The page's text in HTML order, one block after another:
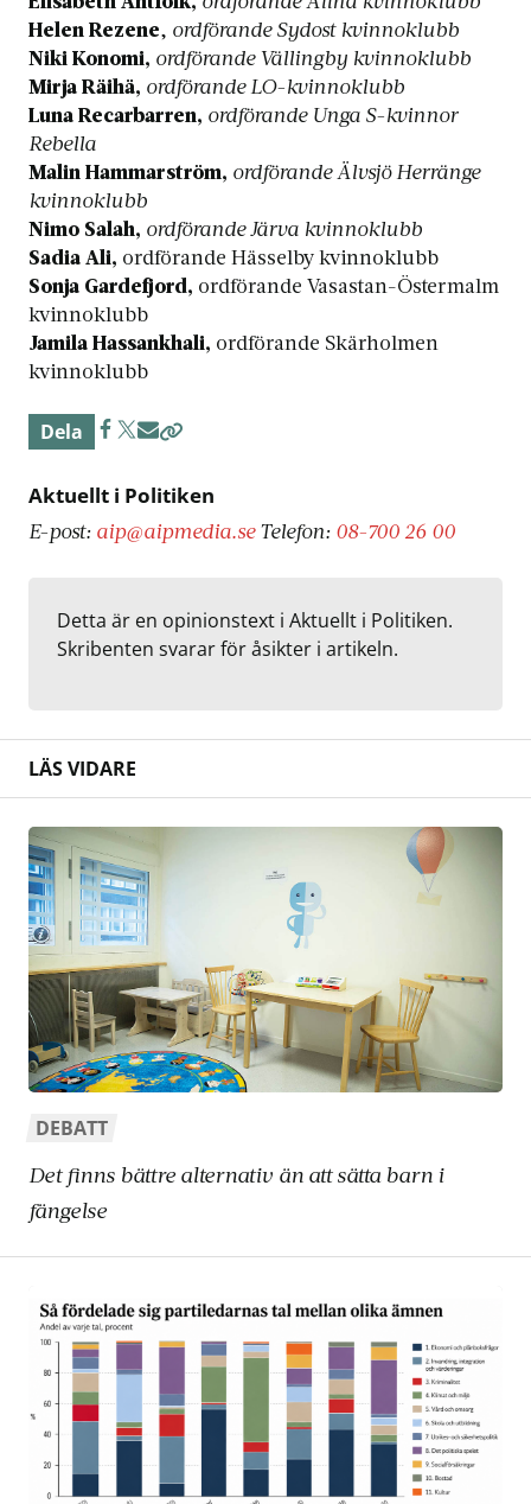
Helen Rezene, ordförande Sydost kvinnoklubb
Niki Konomi, ordförande Vällingby kvinnoklubb
Mirja Räihä, ordförande LO-kvinnoklubb
Luna Recarbarren, ordförande Unga S-kvinnor
Rebella
Malin Hammarström, ordförande Älvsjö Herränge
kvinnoklubb
Nimo Salah, ordförande Järva kvinnoklubb
Sadia Ali, ordförande Hässelby kvinnoklubb
Sonja Gardefjord, ordförande Vasastan-Östermalm
kvinnoklubb
Jamila Hassankhali, ordförande Skärholmen
kvinnoklubb
Dela
Aktuellt i Politiken
E-post: aip@aipmedia.seTelefon: 08-700 26 00
Detta är en opinionstext i Aktuellt i Politiken.
Skribenten svarar för åsikter i artikeln.
LÄS VIDARE
DEBATT
Det finns bättre alternativ än att sätta barn i
fängelse